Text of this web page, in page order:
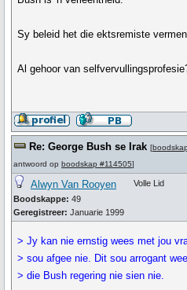
Sy beleid het die ektsremiste
Al gehoor van
Re: George Bush se Irak [
antwoord op boodskap #114505]
Alwyn Van Rooyen
Boodskappe: 49
Geregistreer: Januarie 1999
Volle Lid
> Jy kan nie ernstig wees met jou
> sou afgee nie. Dit sou arrogant
> die Bush regering nie sien nie.